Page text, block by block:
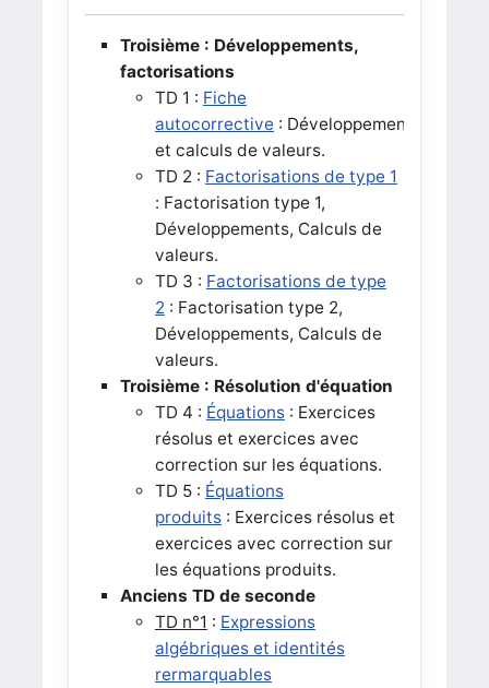
Troisième : Développements,
factorisations
TD 1 : Fiche
autocorrective : Développements
et calculs de valeurs.
TD 2 : Factorisations de type 1
: Factorisation type 1,
Développements, Calculs de
valeurs.
TD 3 : Factorisations de type
2: Factorisation type 2,
Développements, Calculs de
valeurs.
Troisième : Résolution d'équation
TD 4 : Équations: Exercices
résolus et exercices avec
correction sur les équations.
TD 5 : Équations
produits: Exercices résolus et
exercices avec correction sur
les équations produits.
Anciens TD de seconde
TD n°1 : Expressions
algébriques et identités
rermarquables